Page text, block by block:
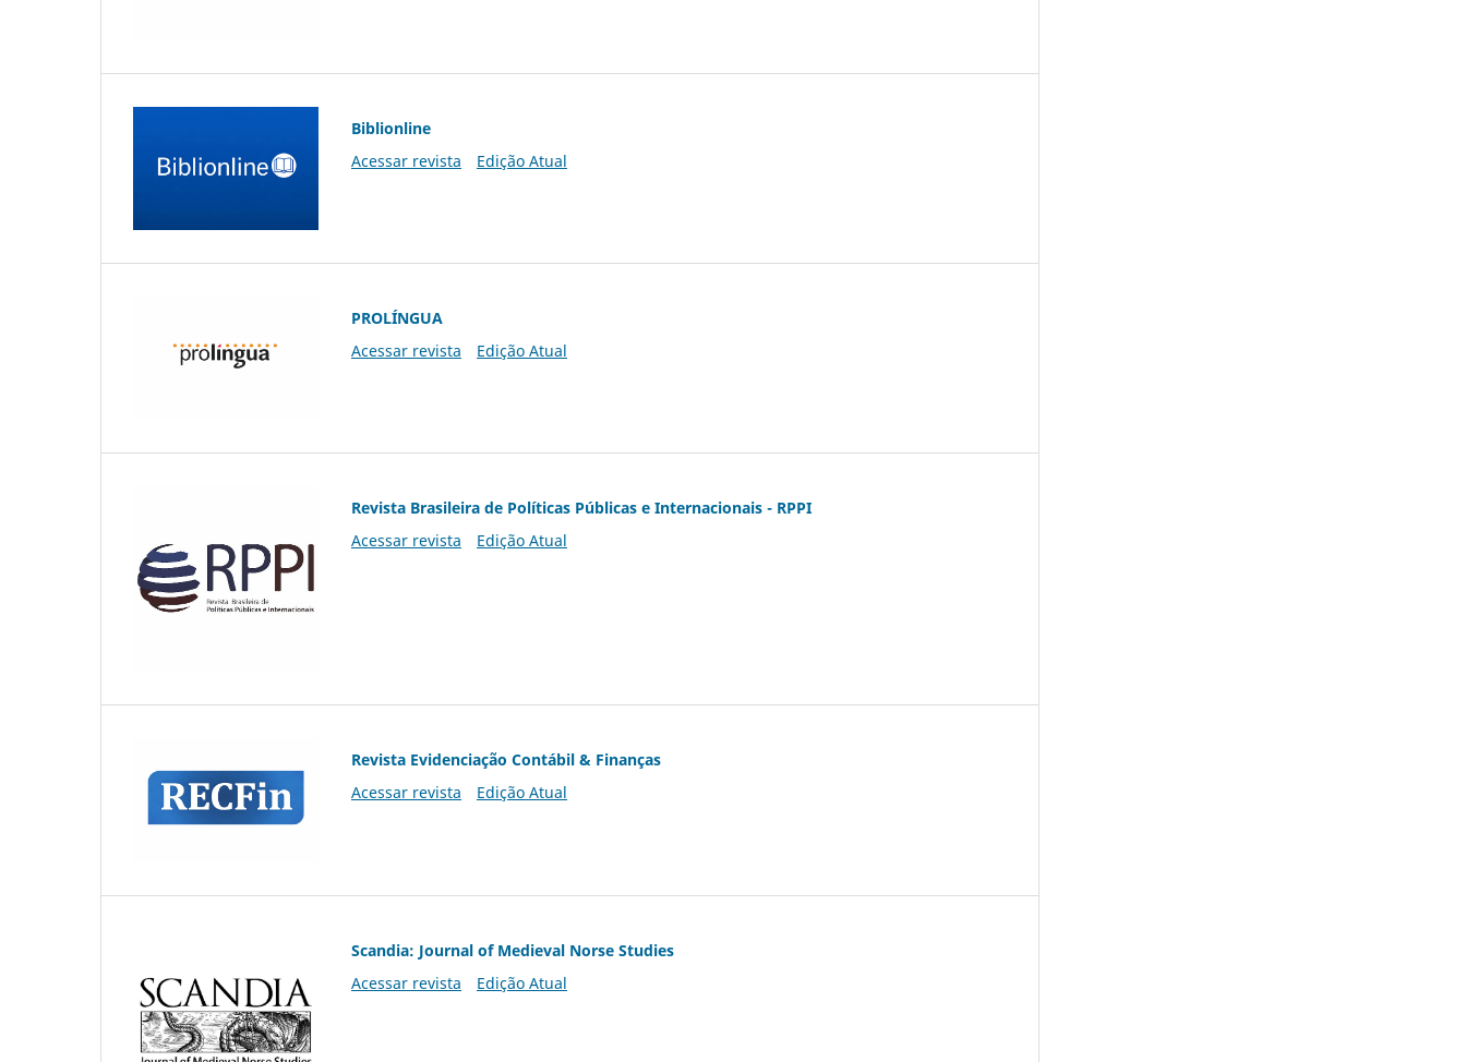
Biblionline
Acessar revista
Edição Atual
PROLÍNGUA
Acessar revista
Edição Atual
Revista Brasileira de Políticas Públicas e Internacionais - RPPI
Acessar revista
Edição Atual
Revista Evidenciação Contábil & Finanças
Acessar revista
Edição Atual
Scandia: Journal of Medieval Norse Studies
Acessar revista
Edição Atual